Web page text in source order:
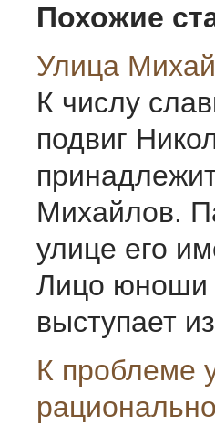
Похожие
Улица
К числу
подвиг
Михайлов.
улице его
Лицо юноши
выступает
К проблеме